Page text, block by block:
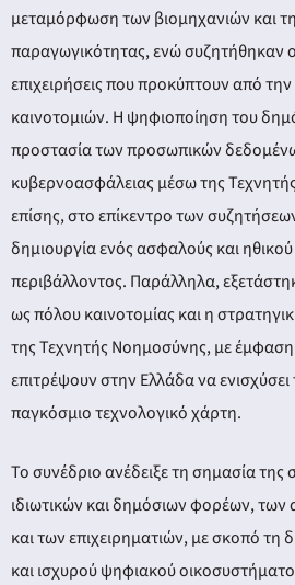
μεταμόρφωση των βιομηχανιών και
παραγωγικότητας, ενώ συζητήθηκαν
επιχειρήσεις που προκύπτουν από
καινοτομιών. Η ψηφιοποίηση του
προστασία των προσωπικών
κυβερνοασφάλειας μέσω της
επίσης, στο επίκεντρο των
δημιουργία ενός ασφαλούς και
περιβάλλοντος. Παράλληλα,
ως πόλου καινοτομίας και η
της Τεχνητής Νοημοσύνης, με έμφαση
επιτρέψουν στην Ελλάδα να
παγκόσμιο τεχνολογικό χάρτη.
Το συνέδριο ανέδειξε τη σημασία της
ιδιωτικών και δημόσιων φορέων,
και των επιχειρηματιών, με σκοπό τη
και ισχυρού ψηφιακού